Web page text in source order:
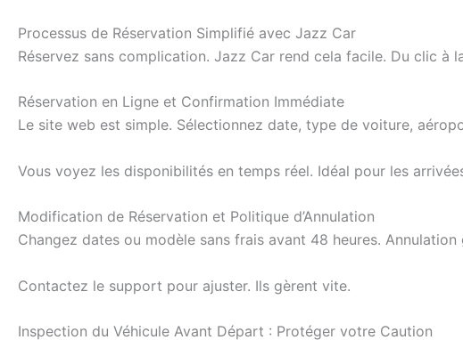
Processus de Réservation Simplifié avec Jazz Car
Réservez sans complication. Jazz Car rend cela facile. Du clic à
Réservation en Ligne et Confirmation Immédiate
Le site web est simple. Sélectionnez date, type de voiture,
Vous voyez les disponibilités en temps réel. Idéal pour les
Modification de Réservation et Politique d’Annulation
Changez dates ou modèle sans frais avant 48 heures.
Contactez le support pour ajuster. Ils gèrent vite.
Inspection du Véhicule Avant Départ : Protéger votre Caution